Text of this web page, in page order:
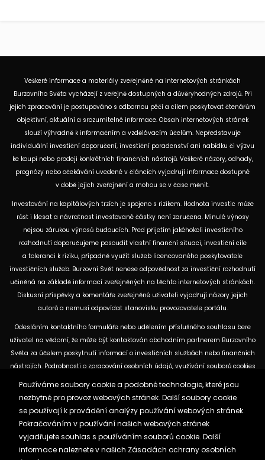
Veškeré informace a materiály zveřejněné na internetových stránkách
Burzovního Světa vycházejí z veřejně dostupných a důvěryhodných zdrojů. Při
jejich zpracování je postupováno s odbornou péčí a cílem poskytovat čtenářům
objektivní, aktuální a srozumitelné informace. Obsah internetových stránek
slouží výhradně k informačním a vzdělávacím účelům. Nepředstavuje
individuální investiční doporučení, investiční poradenství ani nabídku či výzvu
ke koupi nebo prodeji konkrétních finančních nástrojů. Veškeré názory, odhady,
prognózy nebo očekávání uvedené v článcích vyjadřují informace dostupné
v době jejich zveřejnění a mohou se v čase měnit.
Investování na kapitálových trzích je spojeno s rizikem. Hodnota investic může
růst i klesat a návratnost investované částky není zaručena. Minulé výnosy
nejsou zárukou výnosů budoucích. Před přijetím jakéhokoli investičního
rozhodnutí doporučujeme posoudit vlastní finanční situaci, investiční cíle
a toleranci k riziku, případně využít služeb licencovaného poskytovatele
investičních služeb. Burzovní Svět nenese odpovědnost za investiční rozhodnutí
učiněná na základě informací zveřejněných na těchto internetových stránkách.
Diskusní příspěvky a komentáře zveřejněné uživateli vyjadřují názory jejich
autorů a nemusí odpovídat stanovisku provozovatele portálu.
Odesláním kontaktního formuláře nebo udělením příslušného souhlasu bere
uživatel na vědomí, že může být kontaktován obchodním partnerem Burzovního
Světa za účelem poskytnutí informací o investičních službách nebo finančních
nástrojích. Podrobnosti o zpracování osobních údajů, využívání souborů cookies
dostupných na těchto internetových stránkách. U jednotlivých článků mohou
být uvedeny informace o použitých zdrojích, datu původní analýzy nebo datu,
ke kterému se vztahují uvedené tržní údaje.
Zásady ochrany osobních údajů a cookies
Používáme soubory cookie a podobné technologie, které jsou
nezbytné pro provoz webových stránek. Další soubory cookie
se používají k provádění analýzy používání webových stránek.
Pokračováním v používání našich webových stránek
vyjadřujete souhlas s používáním souborů cookie. Další
informace naleznete v našich Zásadách ochrany osobních